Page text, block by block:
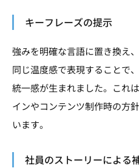
キーフレーズの提示
強みを明確な言語に置き換え
同じ温度感で表現することで
統一感が生まれました。これ
インやコンテンツ制作時の方
います。
社員のストーリーによる